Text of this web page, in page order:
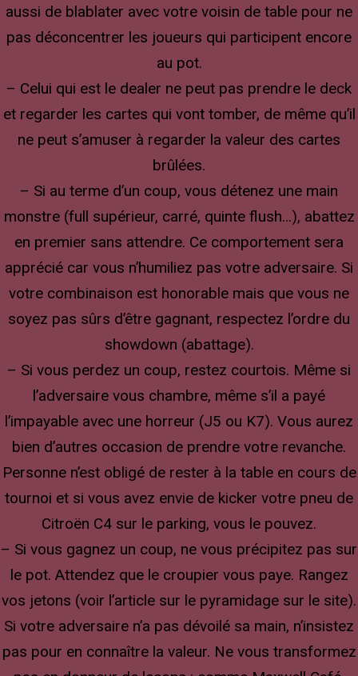
aussi de blablater avec votre voisin de table pour ne
pas déconcentrer les joueurs qui participent encore
au pot.
– Celui qui est le dealer ne peut pas prendre le deck
et regarder les cartes qui vont tomber, de même qu’il
ne peut s’amuser à regarder la valeur des cartes
brûlées.
– Si au terme d’un coup, vous détenez une main
monstre (full supérieur, carré, quinte flush…), abattez
en premier sans attendre. Ce comportement sera
apprécié car vous n’humiliez pas votre adversaire. Si
votre combinaison est honorable mais que vous ne
soyez pas sûrs d’être gagnant, respectez l’ordre du
showdown (abattage).
– Si vous perdez un coup, restez courtois. Même si
l’adversaire vous chambre, même s’il a payé
l’impayable avec une horreur (J5 ou K7). Vous aurez
bien d’autres occasion de prendre votre revanche.
Personne n’est obligé de rester à la table en cours de
tournoi et si vous avez envie de kicker votre pneu de
Citroën C4 sur le parking, vous le pouvez.
– Si vous gagnez un coup, ne vous précipitez pas sur
le pot. Attendez que le croupier vous paye. Rangez
vos jetons (voir l’article sur le pyramidage sur le site).
Si votre adversaire n’a pas dévoilé sa main, n’insistez
pas pour en connaître la valeur. Ne vous transformez